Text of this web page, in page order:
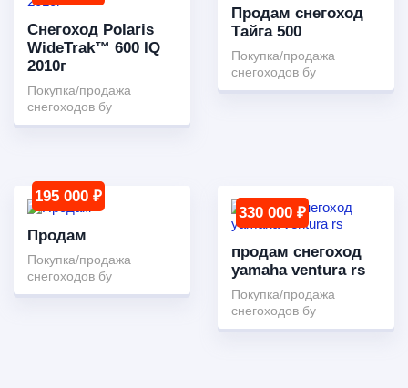
Снегоход Polaris
WideTrak™ 600 IQ
2010г
Покупка/продажа
снегоходов бу
Продам снегоход
Тайга 500
Покупка/продажа
снегоходов бу
195 000 ₽
Продам
Покупка/продажа
снегоходов бу
330 000 ₽
продам снегоход
yamaha ventura rs
Покупка/продажа
снегоходов бу